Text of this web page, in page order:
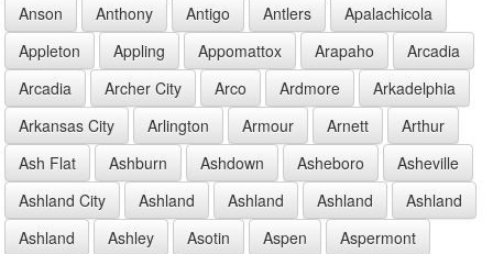
Anson
Anthony Antigo Antlers
Apalachicola
Appleton
Appling Appomattox Arapaho
Arcadia
Arcadia
Archer City Arco Ardmore
Arkadelphia
Arkansas City
Arlington Armour Arnett
Arthur
Ash Flat
Ashburn Ashdown Asheboro
Asheville
Ashland City
Ashland Ashland Ashland
Ashland
Ashland
Ashley Asotin Aspen
Aspermont